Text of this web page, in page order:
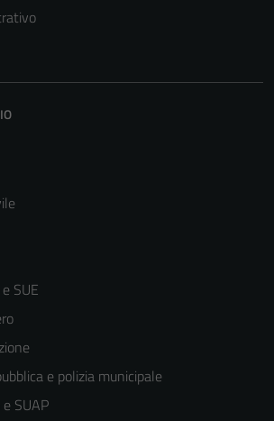
SUE
e polizia municipale
SUAP